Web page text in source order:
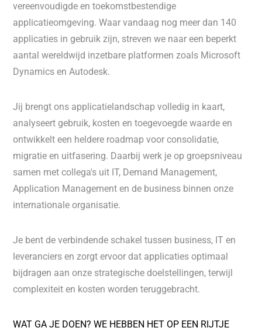
vereenvoudigde en toekomstbestendige
applicatieomgeving. Waar vandaag nog meer dan 140
applicaties in gebruik zijn, streven we naar een beperkt
aantal wereldwijd inzetbare platformen zoals Microsoft
Dynamics en Autodesk.
Jij brengt ons applicatielandschap volledig in kaart,
analyseert gebruik, kosten en toegevoegde waarde en
ontwikkelt een heldere roadmap voor consolidatie,
migratie en uitfasering. Daarbij werk je op groepsniveau
samen met collega's uit IT, Demand Management,
Application Management en de business binnen onze
internationale organisatie.
Je bent de verbindende schakel tussen business, IT en
leveranciers en zorgt ervoor dat applicaties optimaal
bijdragen aan onze strategische doelstellingen, terwijl
complexiteit en kosten worden teruggebracht.
WAT GA JE DOEN? WE HEBBEN HET OP EEN RIJTJE